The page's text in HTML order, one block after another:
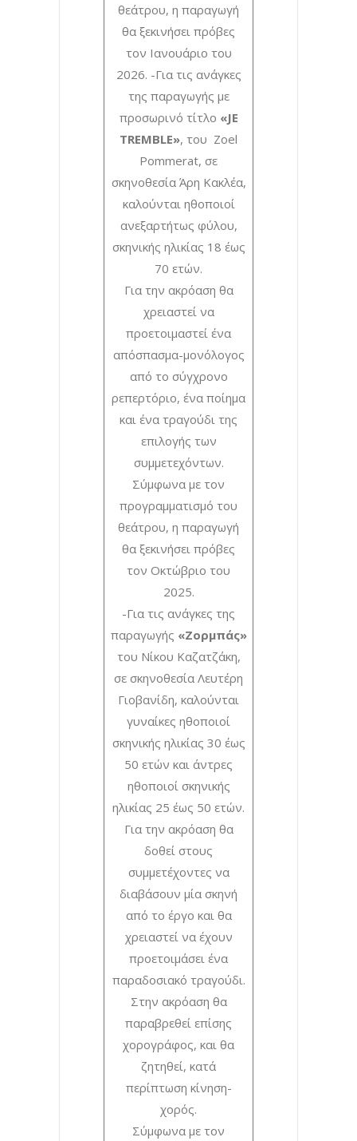
θεάτρου, η παραγωγή
θα ξεκινήσει πρόβες
τον Ιανουάριο του
2026. -Για τις ανάγκες
της παραγωγής με
προσωρινό τίτλο «JE
TREMBLE», του Zoel
Pommerat, σε
σκηνοθεσία Άρη Κακλέα,
καλούνται ηθοποιοί
ανεξαρτήτως φύλου,
σκηνικής ηλικίας 18 έως
70 ετών.
Για την ακρόαση θα
χρειαστεί να
προετοιμαστεί ένα
απόσπασμα-μονόλογος
από το σύγχρονο
ρεπερτόριο, ένα ποίημα
και ένα τραγούδι της
επιλογής των
συμμετεχόντων.
Σύμφωνα με τον
προγραμματισμό του
θεάτρου, η παραγωγή
θα ξεκινήσει πρόβες
τον Οκτώβριο του
2025.
-Για τις ανάγκες της
παραγωγής «Ζορμπάς»
του Νίκου Καζατζάκη,
σε σκηνοθεσία Λευτέρη
Γιοβανίδη, καλούνται
γυναίκες ηθοποιοί
σκηνικής ηλικίας 30 έως
50 ετών και άντρες
ηθοποιοί σκηνικής
ηλικίας 25 έως 50 ετών.
Για την ακρόαση θα
δοθεί στους
συμμετέχοντες να
διαβάσουν μία σκηνή
από το έργο και θα
χρειαστεί να έχουν
προετοιμάσει ένα
παραδοσιακό τραγούδι.
Στην ακρόαση θα
παραβρεθεί επίσης
χορογράφος, και θα
ζητηθεί, κατά
περίπτωση κίνηση-
χορός.
Σύμφωνα με τον